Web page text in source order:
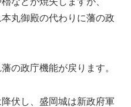
丸御殿の代わりに藩の政
の政庁機能が戻ります。
伏し、盛岡城は新政府軍